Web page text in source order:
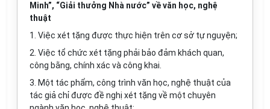
Minh”, “Giải thưởng Nhà nước” về văn học, nghệ
thuật
1. Việc xét tặng được thực hiện trên cơ sở tự nguyện;
2. Việc tổ chức xét tặng phải bảo đảm khách quan,
công bằng, chính xác và công khai.
3. Một tác phẩm, công trình văn học, nghệ thuật của
tác giả chỉ được đề nghị xét tặng về một chuyên